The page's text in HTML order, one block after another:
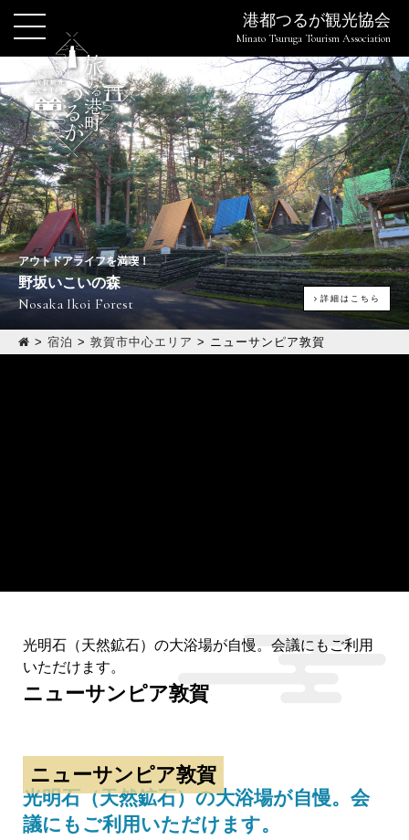
港都つるが観光協会
Minato Tsuruga Tourism Association
アウトドアライフを満喫！
野坂いこいの森
Nosaka Ikoi Forest 詳細はこちら
> 宿泊 > 敦賀市中心エリア > ニューサンピア敦賀
光明石（天然鉱石）の大浴場が自慢。会議にもご利用
いただけます。
ニューサンピア敦賀
ニューサンピア敦賀
光明石（天然鉱石）の大浴場が自慢。会
議にもご利用いただけます。